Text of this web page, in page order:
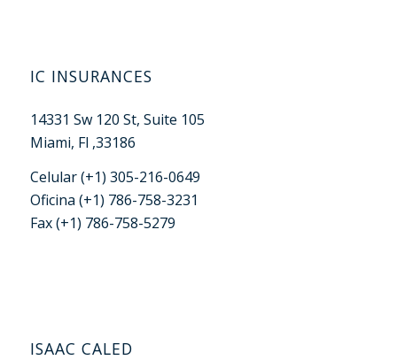
IC INSURANCES
14331 Sw 120 St, Suite 105
Miami, Fl ,33186
Celular (+1) 305-216-0649
Oficina (+1) 786-758-3231
Fax (+1) 786-758-5279
ISAAC CALED